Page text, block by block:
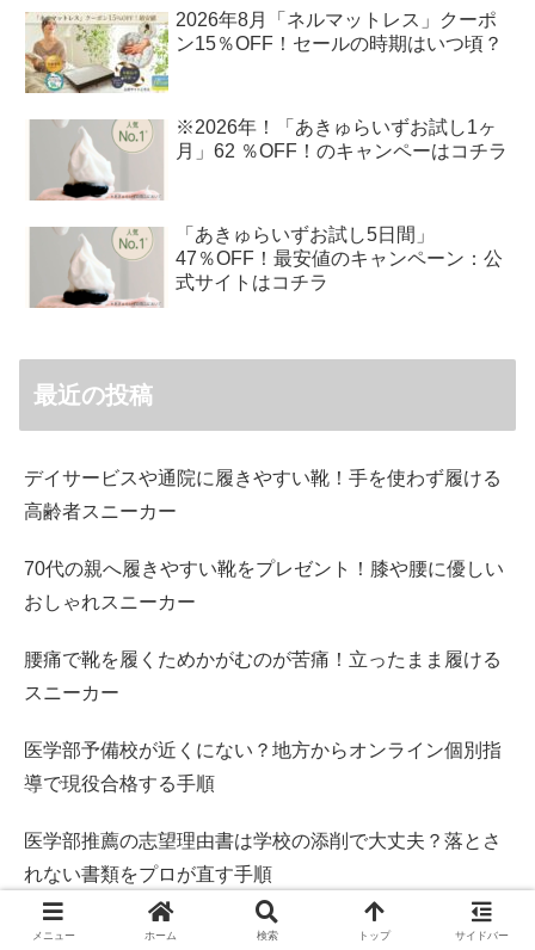
2026年8月「ネルマットレス」クーポ
ン15％OFF！セールの時期はいつ頃？
※2026年！「あきゅらいずお試し1ヶ
月」62 ％OFF！のキャンペーはコチラ
「あきゅらいずお試し5日間」
47％OFF！最安値のキャンペーン：公
式サイトはコチラ
最近の投稿
デイサービスや通院に履きやすい靴！手を使わず履ける
高齢者スニーカー
70代の親へ履きやすい靴をプレゼント！膝や腰に優しい
おしゃれスニーカー
腰痛で靴を履くためかがむのが苦痛！立ったまま履ける
スニーカー
医学部予備校が近くにない？地方からオンライン個別指
導で現役合格する手順
医学部推薦の志望理由書は学校の添削で大丈夫？落とさ
れない書類をプロが直す手順
メニュー ホーム 検索 トップ サイドバー